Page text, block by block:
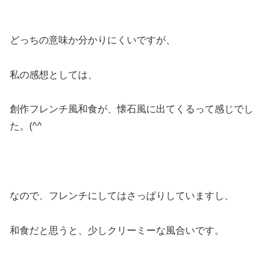
どっちの意味か分かりにくいですが、
私の感想としては、
創作フレンチ風和食が、懐石風に出てくるって感じでし
た。(^^ゞ
なので、フレンチにしてはさっぱりしていますし、
和食だと思うと、少しクリーミーな風合いです。